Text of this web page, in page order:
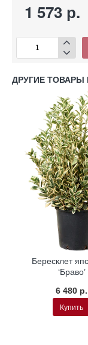
1 573 р.
ДРУГИЕ ТОВАРЫ
Бересклет
‘Браво’
6 480 р.
Купить